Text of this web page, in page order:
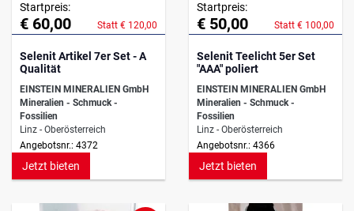
Startpreis:
€ 60,00 Statt € 120,00
Selenit Artikel 7er Set - A
Qualität
EINSTEIN MINERALIEN GmbH
Mineralien - Schmuck -
Fossilien
Linz - Oberösterreich
Angebotsnr.: 4372
Jetzt bieten
Startpreis:
€ 50,00 Statt € 100,00
Selenit Teelicht 5er Set
"AAA" poliert
EINSTEIN MINERALIEN GmbH
Mineralien - Schmuck -
Fossilien
Linz - Oberösterreich
Angebotsnr.: 4366
Jetzt bieten